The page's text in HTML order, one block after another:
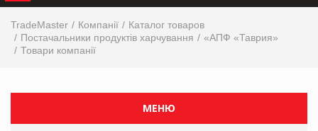
TradeMaster Компанії
Каталог товаров
Постачальники продуктів харчування
«АПФ «Таврия»
Товари компанії
МЕНЮ